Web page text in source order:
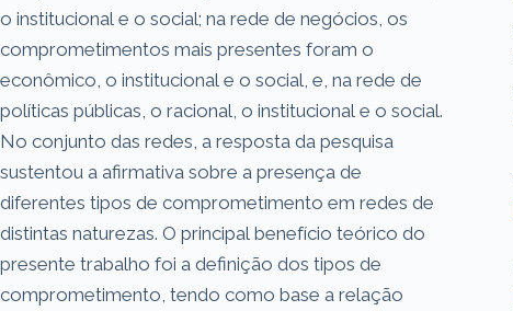
o institucional e o social; na rede de negócios, os
comprometimentos mais presentes foram o
econômico, o institucional e o social, e, na rede de
políticas públicas, o racional, o institucional e o social.
No conjunto das redes, a resposta da pesquisa
sustentou a afirmativa sobre a presença de
diferentes tipos de comprometimento em redes de
distintas naturezas. O principal benefício teórico do
presente trabalho foi a definição dos tipos de
comprometimento, tendo como base a relação